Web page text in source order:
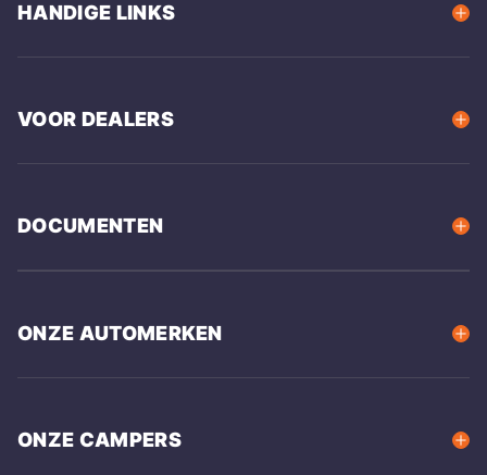
HANDIGE LINKS
VOOR DEALERS
DOCUMENTEN
ONZE AUTOMERKEN
ONZE CAMPERS